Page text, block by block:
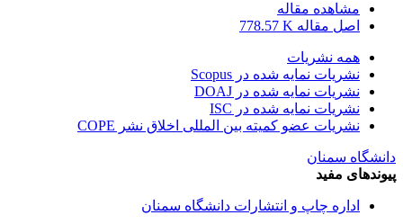
مشاهده مقاله
اصل مقاله 778.57 K
همه نشریات
نشریات نمایه شده در Scopus
نشریات نمایه شده در DOAJ
نشریات نمایه شده در ISC
نشریات عضو کمیته بین المللی اخلاق نشر COPE
دانشگاه سمنان
پیوندهای مفید
اداره چاپ و انتشارات دانشگاه سمنان